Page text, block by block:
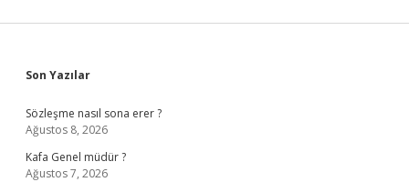
Sidebar
Son Yazılar
Sözleşme nasıl sona erer ?
Ağustos 8, 2026
Kafa Genel müdür ?
Ağustos 7, 2026